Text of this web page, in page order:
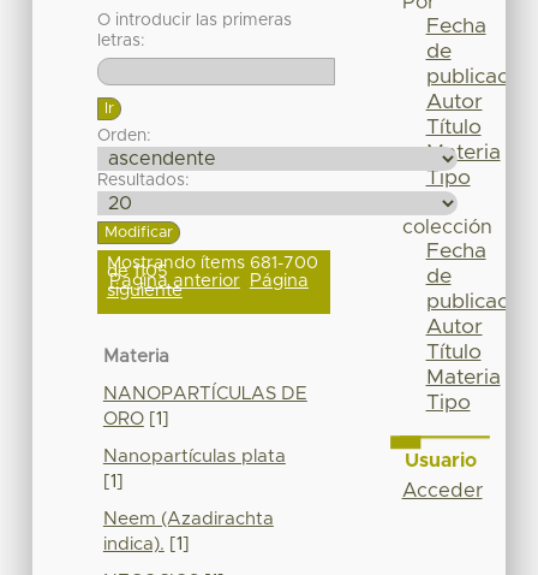
O introducir las primeras
letras:
Orden:
Resultados:
Mostrando ítems 681-700
de 1105
Página anterior Página
siguiente
Materia
NANOPARTÍCULAS DE
ORO[1]
Nanopartículas plata
[1]
Neem (Azadirachta
indica). [1]
Fecha
de
publicación
Autor
Título
Materia
Tipo
colección
Fecha
de
publicación
Autor
Título
Materia
Tipo
Usuario
Acceder